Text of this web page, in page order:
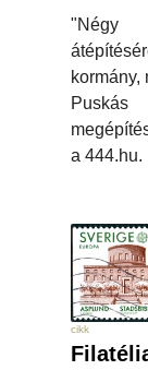
"Négy
kormány,
a 444.hu.
cikk